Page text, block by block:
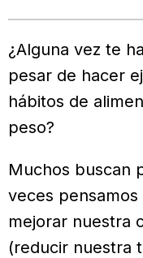
¿Alguna vez te
pesar de hacer
hábitos de
peso?
Muchos buscan
veces
mejorar nuestra
(reducir nuestra